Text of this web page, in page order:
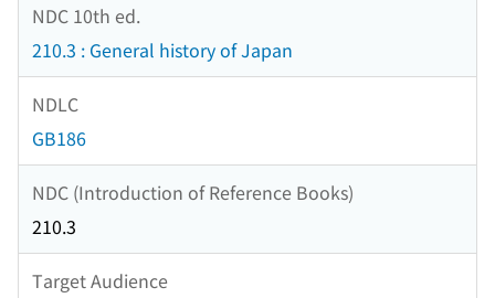
NDC 10th ed.
210.3 : General history of Japan
NDLC
GB186
NDC (Introduction of Reference Books)
210.3
Target Audience